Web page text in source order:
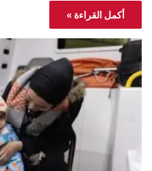
أكمل القراءة »